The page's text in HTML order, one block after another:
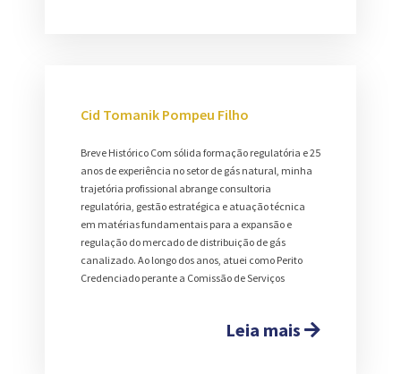
Cid Tomanik Pompeu Filho
Breve Histórico Com sólida formação regulatória e 25
anos de experiência no setor de gás natural, minha
trajetória profissional abrange consultoria
regulatória, gestão estratégica e atuação técnica
em matérias fundamentais para a expansão e
regulação do mercado de distribuição de gás
canalizado. Ao longo dos anos, atuei como Perito
Credenciado perante a Comissão de Serviços
Leia mais